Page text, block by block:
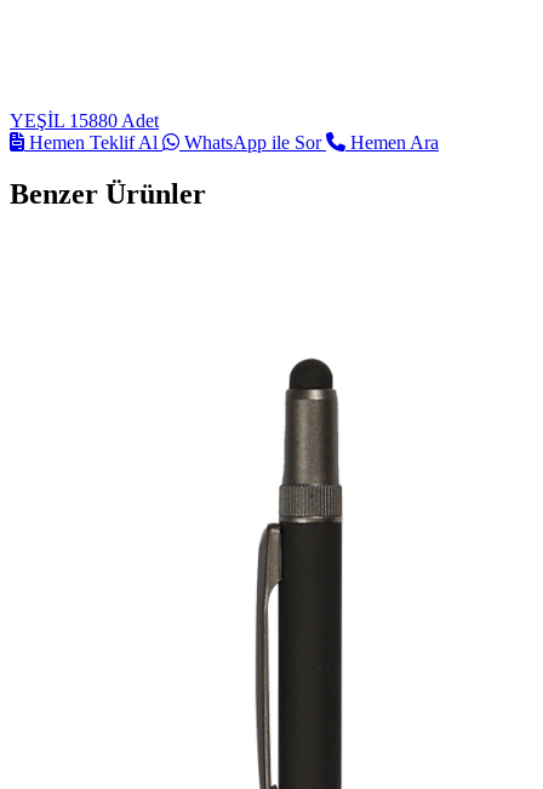
YEŞİL 15880 Adet
Hemen Teklif Al
WhatsApp ile Sor Hemen Ara
Benzer Ürünler